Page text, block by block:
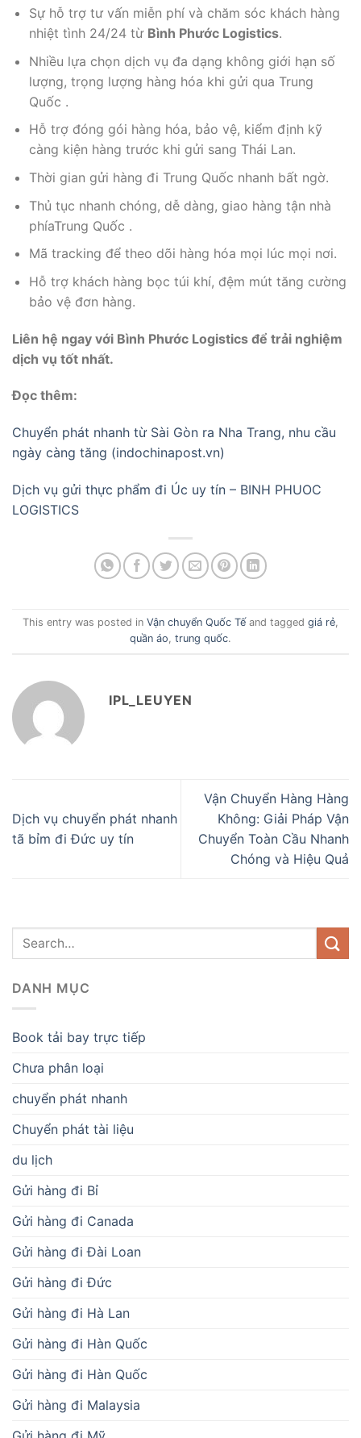
Sự hỗ trợ tư vấn miễn phí và chăm sóc khách hàng
nhiệt tình 24/24 từ Bình Phước Logistics.
Nhiều lựa chọn dịch vụ đa dạng không giới hạn số
lượng, trọng lượng hàng hóa khi gửi qua Trung
Quốc .
Hỗ trợ đóng gói hàng hóa, bảo vệ, kiểm định kỹ
càng kiện hàng trước khi gửi sang Thái Lan.
Thời gian gửi hàng đi Trung Quốc nhanh bất ngờ.
Thủ tục nhanh chóng, dễ dàng, giao hàng tận nhà
phíaTrung Quốc .
Mã tracking để theo dõi hàng hóa mọi lúc mọi nơi.
Hỗ trợ khách hàng bọc túi khí, đệm mút tăng cường
bảo vệ đơn hàng.
Liên hệ ngay với Bình Phước Logistics để trải nghiệm
dịch vụ tốt nhất.
Đọc thêm:
Chuyển phát nhanh từ Sài Gòn ra Nha Trang, nhu cầu
ngày càng tăng (indochinapost.vn)
Dịch vụ gửi thực phẩm đi Úc uy tín – BINH PHUOC
LOGISTICS
This entry was posted in Vận chuyển Quốc Tế and tagged giá rẻ,
quần áo, trung quốc.
IPL_LEUYEN
Dịch vụ chuyển phát nhanh
tã bỉm đi Đức uy tín
Vận Chuyển Hàng Hàng
Không: Giải Pháp Vận
Chuyển Toàn Cầu Nhanh
Chóng và Hiệu Quả
DANH MỤC
Book tải bay trực tiếp
Chưa phân loại
chuyển phát nhanh
Chuyển phát tài liệu
du lịch
Gửi hàng đi Bỉ
Gửi hàng đi Canada
Gửi hàng đi Đài Loan
Gửi hàng đi Đức
Gửi hàng đi Hà Lan
Gửi hàng đi Hàn Quốc
Gửi hàng đi Hàn Quốc
Gửi hàng đi Malaysia